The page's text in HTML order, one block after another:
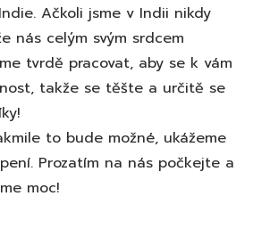
Ačkoli jsme v Indii nikdy
nás celým svým srdcem
tvrdě pracovat, aby se k vám
takže se těšte a určitě se
to bude možné, ukážeme
Prozatím na nás počkejte a
moc!